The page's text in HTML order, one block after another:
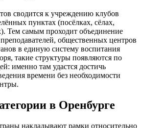
сводится к учреждению клубов
пунктах (посёлках, сёлах,
Тем самым проходит объединение
общественных центров
в единую систему воспитания
такие структуры появляются по
именно там удастся достичь
времени без необходимости
в Оренбурге
накладывают рамки относительно